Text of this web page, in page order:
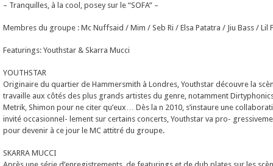
– Tranquilles, à la cool, posey sur le “SOFA” –
Membres du groupe : Mc Nuffsaid / Mim / Seb Ri / Elsa Patatra / Jiu Bass / Lil
Featurings: Youthstar & Skarra Mucci
YOUTHSTAR
Originaire du quartier de Hammersmith à Londres, Youthstar découvre la
travaille aux côtés des plus grands artistes du genre, notamment
Metrik, Shimon pour ne citer qu’eux… Dès la n 2010, s’instaure une
invité occasionnel- lement sur certains concerts, Youthstar va pro-
pour devenir à ce jour le MC attitré du groupe.
SKARRA MUCCI